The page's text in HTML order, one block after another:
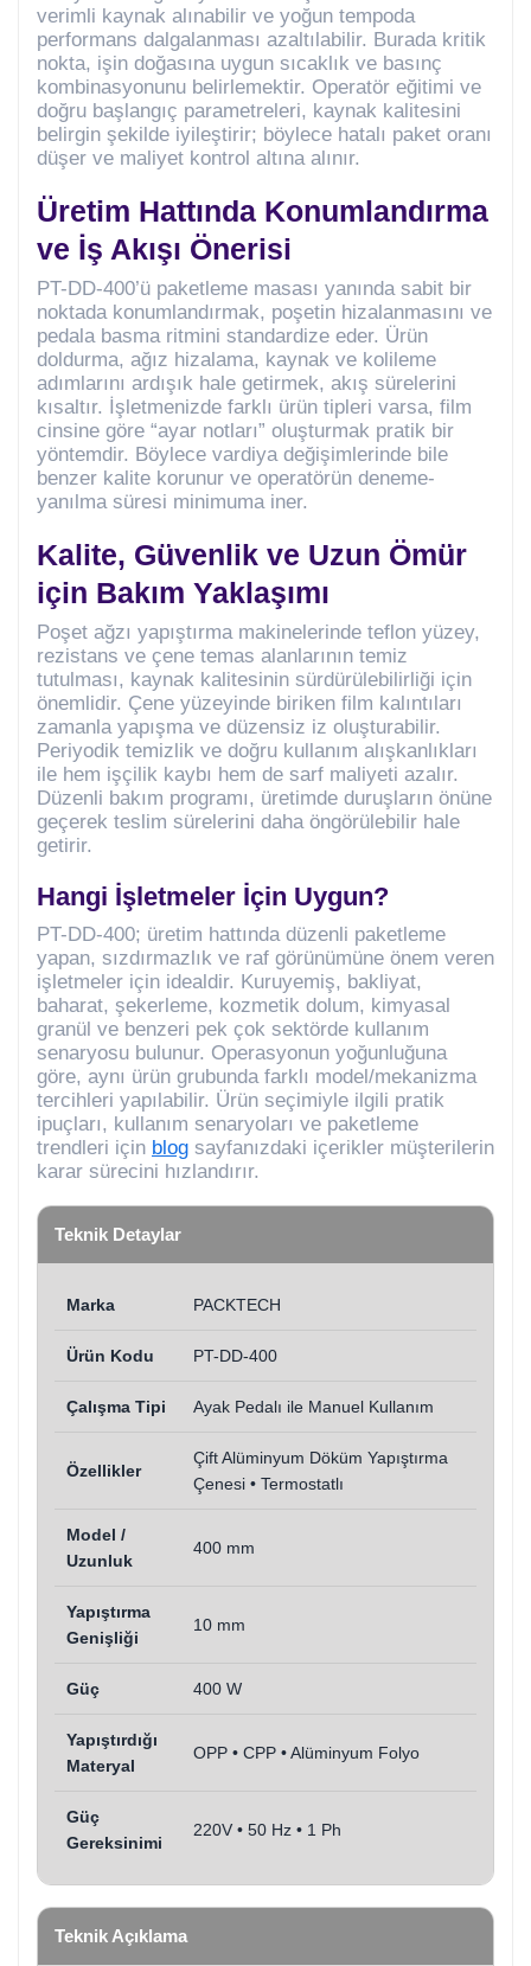
verimli kaynak alınabilir ve yoğun tempoda
performans dalgalanması azaltılabilir. Burada kritik
nokta, işin doğasına uygun sıcaklık ve basınç
kombinasyonunu belirlemektir. Operatör eğitimi ve
doğru başlangıç parametreleri, kaynak kalitesini
belirgin şekilde iyileştirir; böylece hatalı paket oranı
düşer ve maliyet kontrol altına alınır.
Üretim Hattında Konumlandırma
ve İş Akışı Önerisi
PT-DD-400’ü paketleme masası yanında sabit bir
noktada konumlandırmak, poşetin hizalanmasını ve
pedala basma ritmini standardize eder. Ürün
doldurma, ağız hizalama, kaynak ve kolileme
adımlarını ardışık hale getirmek, akış sürelerini
kısaltır. İşletmenizde farklı ürün tipleri varsa, film
cinsine göre “ayar notları” oluşturmak pratik bir
yöntemdir. Böylece vardiya değişimlerinde bile
benzer kalite korunur ve operatörün deneme-
yanılma süresi minimuma iner.
Kalite, Güvenlik ve Uzun Ömür
için Bakım Yaklaşımı
Poşet ağzı yapıştırma makinelerinde teflon yüzey,
rezistans ve çene temas alanlarının temiz
tutulması, kaynak kalitesinin sürdürülebilirliği için
önemlidir. Çene yüzeyinde biriken film kalıntıları
zamanla yapışma ve düzensiz iz oluşturabilir.
Periyodik temizlik ve doğru kullanım alışkanlıkları
ile hem işçilik kaybı hem de sarf maliyeti azalır.
Düzenli bakım programı, üretimde duruşların önüne
geçerek teslim sürelerini daha öngörülebilir hale
getirir.
Hangi İşletmeler İçin Uygun?
PT-DD-400; üretim hattında düzenli paketleme
yapan, sızdırmazlık ve raf görünümüne önem veren
işletmeler için idealdir. Kuruyemiş, bakliyat,
baharat, şekerleme, kozmetik dolum, kimyasal
granül ve benzeri pek çok sektörde kullanım
senaryosu bulunur. Operasyonun yoğunluğuna
göre, aynı ürün grubunda farklı model/mekanizma
tercihleri yapılabilir. Ürün seçimiyle ilgili pratik
ipuçları, kullanım senaryoları ve paketleme
trendleri için blog sayfanızdaki içerikler müşterilerin
karar sürecini hızlandırır.
Teknik Detaylar
Marka PACKTECH
Ürün Kodu PT-DD-400
Çalışma Tipi Ayak Pedalı ile Manuel Kullanım
Özellikler
Çift Alüminyum Döküm Yapıştırma
Çenesi • Termostatlı
Model /
Uzunluk
400 mm
Yapıştırma
Genişliği
10 mm
Güç 400 W
Yapıştırdığı
Materyal
OPP • CPP • Alüminyum Folyo
Güç
Gereksinimi
220V • 50 Hz • 1 Ph
Teknik Açıklama